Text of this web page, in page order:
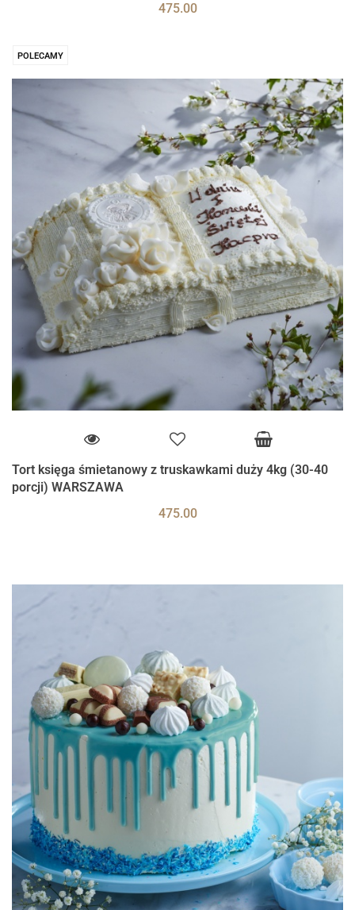
475.00
POLECAMY
Tort księga śmietanowy z truskawkami duży 4kg (30-40
porcji) WARSZAWA
475.00